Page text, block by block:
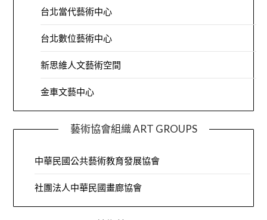
台北當代藝術中心
台北數位藝術中心
新思維人文藝術空間
金車文藝中心
藝術協會組織 ART GROUPS
中華民國公共藝術教育發展協會
社團法人中華民國畫廊協會